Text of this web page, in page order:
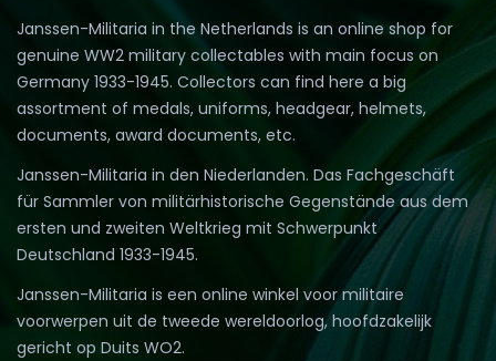
Janssen-Militaria in the Netherlands is an online shop for
genuine WW2 military collectables with main focus on
Germany 1933-1945. Collectors can find here a big
assortment of medals, uniforms, headgear, helmets,
documents, award documents, etc.
Janssen-Militaria in den Niederlanden. Das Fachgeschäft
für Sammler von militärhistorische Gegenstände aus dem
ersten und zweiten Weltkrieg mit Schwerpunkt
Deutschland 1933-1945.
Janssen-Militaria is een online winkel voor militaire
voorwerpen uit de tweede wereldoorlog, hoofdzakelijk
gericht op Duits WO2.